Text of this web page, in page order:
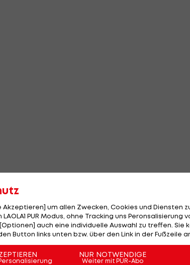
Akzeptieren] um allen Zwecken, Cookies und Diensten
PUR Modus, ohne Tracking uns Peronsalisierung
auch eine individuelle Auswahl zu treffen. Sie
Button links unten bzw. über den Link in der Fußzeile
NUR NOTWENDIGE
Weiter mit PUR-Abo